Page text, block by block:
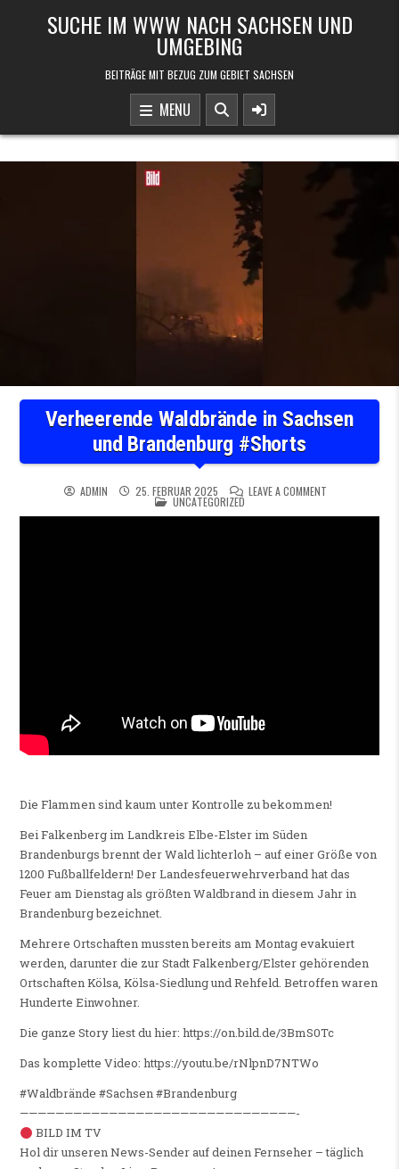
SUCHE IM WWW NACH SACHSEN UND
UMGEBING
BEITRÄGE MIT BEZUG ZUM GEBIET SACHSEN
MENU
Verheerende Waldbrände in Sachsen
und Brandenburg #Shorts
ADMIN 25. FEBRUAR 2025 LEAVE A COMMENTON
POSTED IN
UNCATEGORIZED
Die Flammen sind kaum unter Kontrolle zu bekommen!
Bei Falkenberg im Landkreis Elbe-Elster im Süden
Brandenburgs brennt der Wald lichterloh – auf einer Größe von
1200 Fußballfeldern! Der Landesfeuerwehrverband hat das
Feuer am Dienstag als größten Waldbrand in diesem Jahr in
Brandenburg bezeichnet.
Mehrere Ortschaften mussten bereits am Montag evakuiert
werden, darunter die zur Stadt Falkenberg/Elster gehörenden
Ortschaften Kölsa, Kölsa-Siedlung und Rehfeld. Betroffen waren
Hunderte Einwohner.
Die ganze Story liest du hier: https://on.bild.de/3BmS0Tc
Das komplette Video: https://youtu.be/rNlpnD7NTWo
#Waldbrände #Sachsen #Brandenburg
———————————————————————————————-
BILD IM TV
Hol dir unseren News-Sender auf deinen Fernseher – täglich